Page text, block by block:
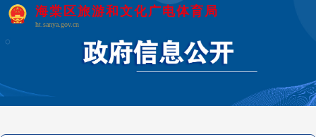
海棠区旅游和文化广电体育局
ht.sanya.gov.cn